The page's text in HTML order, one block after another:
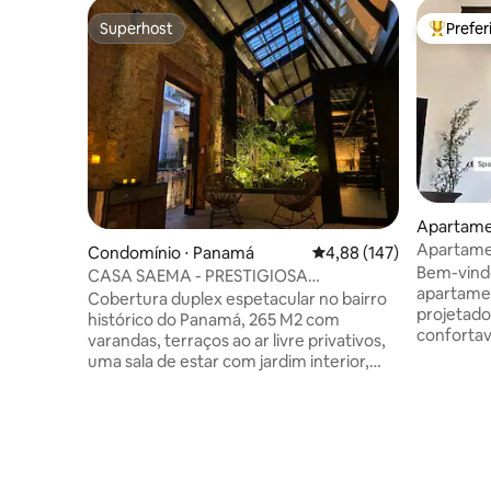
Superhost
Superhost
Condomínio ⋅ Panamá 4,88 de uma avaliação
4,88 (147)
CASA SAEMA - PRESTIGIOSA
COTTAGEM DUPLEX COM TERRAÇOS
Cobertura duplex espetacular no bairro
histórico do Panamá, 265 M2 com
varandas, terraços ao ar livre privativos,
uma sala de estar com jardim interior,
Entre
Bem-